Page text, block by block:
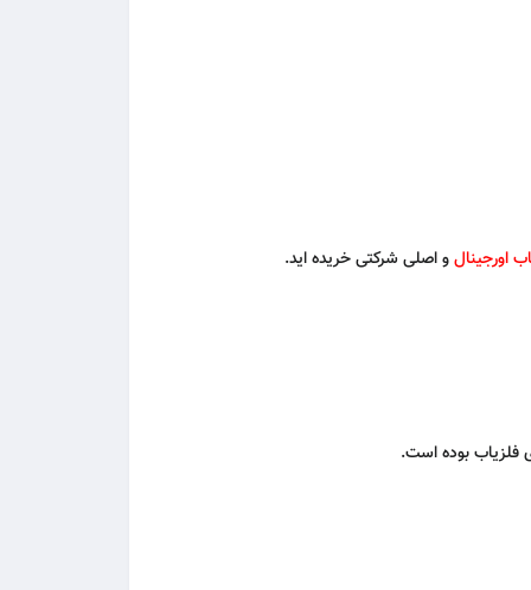
اورجینالو اصلی شرکتی خریده‌ اید.
بوده است.